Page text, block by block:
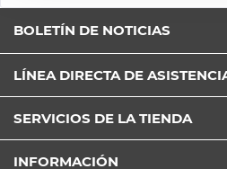
He leído laPolítica de
Los campos con * son
Envía
BOLETÍN DE NOTICIAS
LÍNEA DIRECTA DE
SERVICIOS DE LA TIENDA
INFORMACIÓN